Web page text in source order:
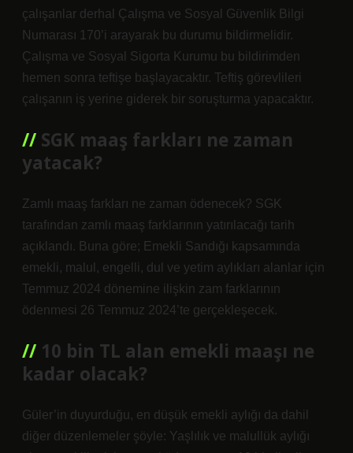
çalışanlar derhal Çalışma ve Sosyal Güvenlik Bilgi
Numarası 170’i arayarak bu durumu bildirmelidir.
Çalışma ve Sosyal Sigorta Kurumu bu bildirimden
hemen sonra teftişe başlayacaktır. Teftiş görevlileri
çalışanın iş yerine giderek bir soruşturma yapacaktır.
SGK maaş farkları ne zaman
yatacak?
Zamlı maaş farkları ne zaman ödenecek? SGK
tarafından zamlı maaş farklarının yatırılacağı tarih
açıklandı. Buna göre; Emekli Sandığı kapsamında
emekli, malul, engelli, dul ve yetim aylıkları alanlar için
Temmuz 2024 dönemine ilişkin zam farklarının
ödenmesi 26 Temmuz 2024’te gerçekleşecek.
10 bin TL alan emekli maaşı ne
kadar olacak?
Güler’in duyurduğu, en düşük emekli aylığı da dahil
diğer düzenlemeler şöyle: Yaşlılık ve malullük aylığı